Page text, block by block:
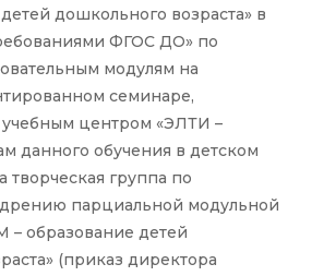
дошкольного возраста» в
ФГОС ДО» по
модулям на
семинаре,
центром «ЭЛТИ –
данного обучения в детском
творческая группа по
парциальной модульной
– образование детей
(приказ директора